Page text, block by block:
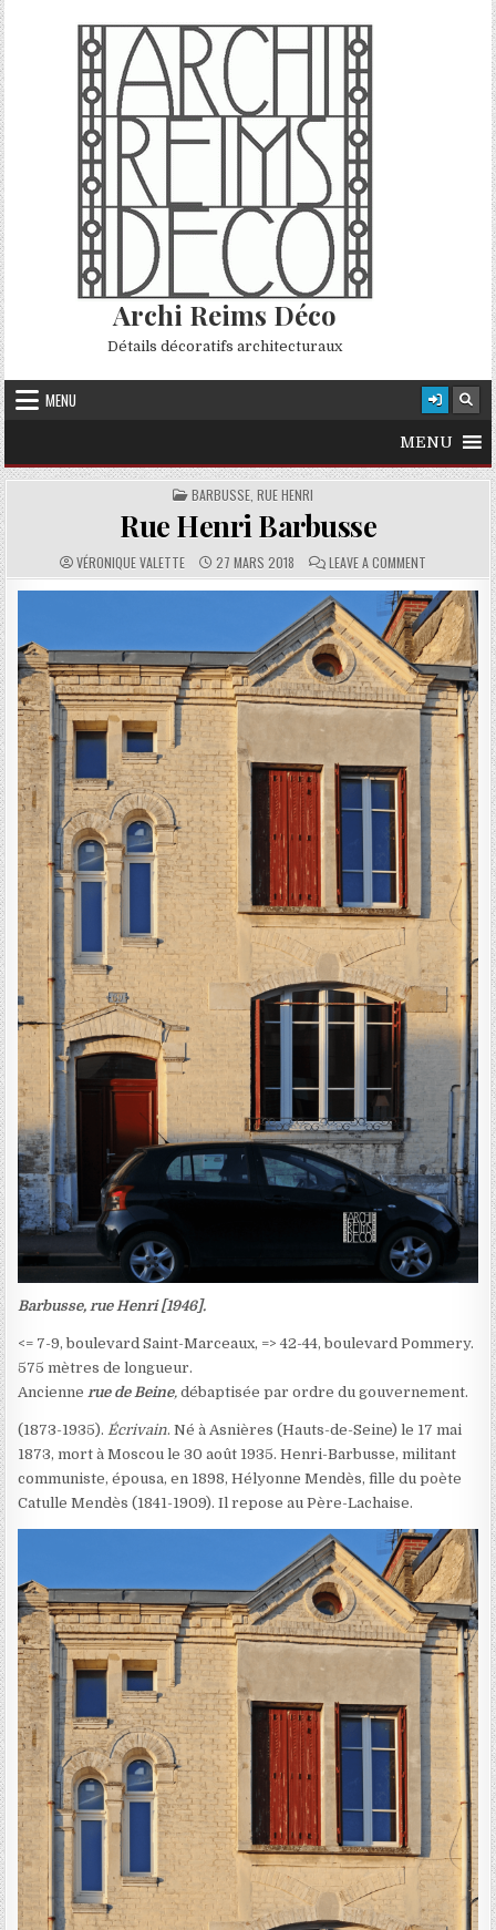
Skip to content
Archi Reims Déco
Détails décoratifs architecturaux
MENU
MENU
POSTED IN
BARBUSSE, RUE HENRI
Rue Henri Barbusse
AUTHOR:
VÉRONIQUE VALETTE PUBLISHED DATE:
27 MARS 2018 COMMENTS:
LEAVE A COMMENTON RUE
Barbusse, rue Henri [1946].
<= 7-9, boulevard Saint-Marceaux, => 42-44, boulevard Pommery.
575 mètres de longueur.
Anciennerue de Beine,débaptisée par ordre du gouvernement.
(1873-1935).Écrivain. Né à Asnières (Hauts-de-Seine) le 17 mai
1873, mort à Moscou le 30 août 1935. Henri-Barbusse, militant
communiste, épousa, en 1898, Hélyonne Mendès, fille du poète
Catulle Mendès (1841-1909). Il repose au Père-Lachaise.